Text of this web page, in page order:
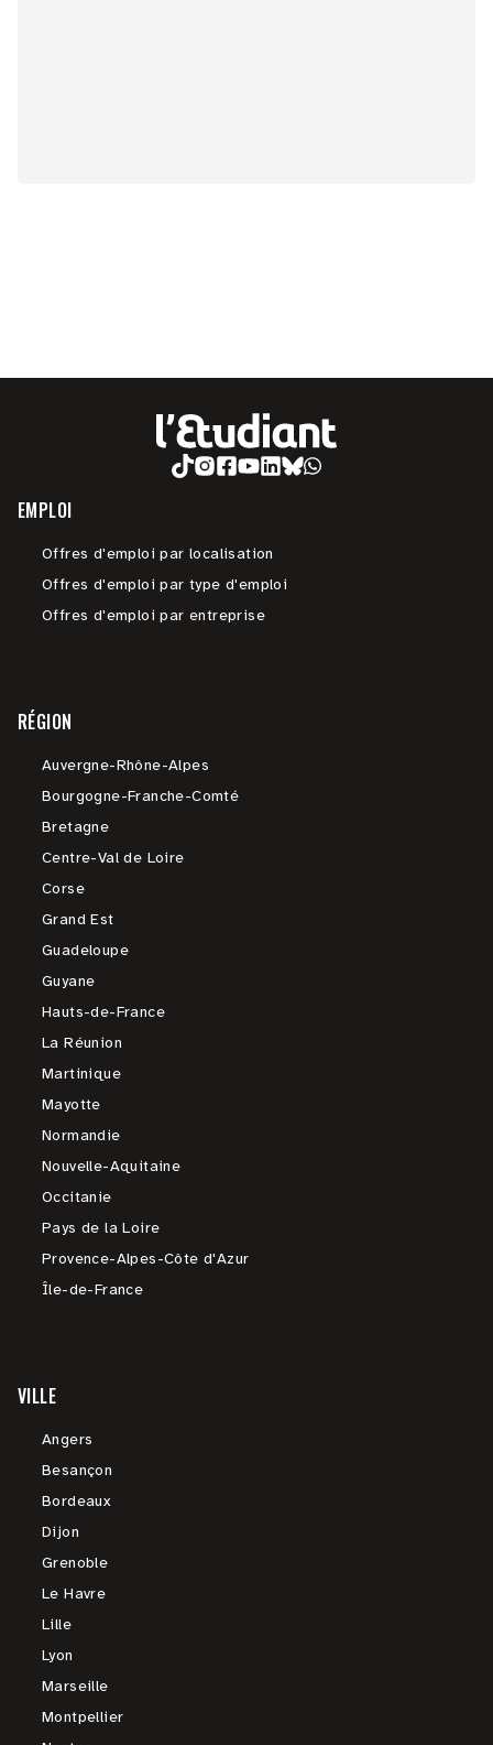
EMPLOI
Offres d'emploi par localisation
Offres d'emploi par type d'emploi
Offres d'emploi par entreprise
RÉGION
Auvergne-Rhône-Alpes
Bourgogne-Franche-Comté
Bretagne
Centre-Val de Loire
Corse
Grand Est
Guadeloupe
Guyane
Hauts-de-France
La Réunion
Martinique
Mayotte
Normandie
Nouvelle-Aquitaine
Occitanie
Pays de la Loire
Provence-Alpes-Côte d'Azur
Île-de-France
VILLE
Angers
Besançon
Bordeaux
Dijon
Grenoble
Le Havre
Lille
Lyon
Marseille
Montpellier